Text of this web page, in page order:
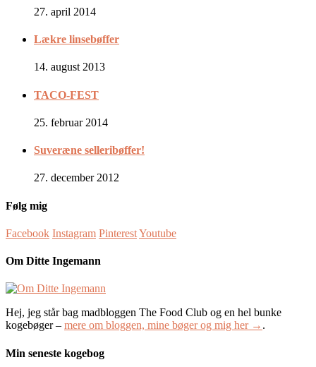
27. april 2014
Lækre linsebøffer
14. august 2013
TACO-FEST
25. februar 2014
Suveræne selleribøffer!
27. december 2012
Følg mig
Facebook Instagram PinterestYoutube
Om Ditte Ingemann
Hej, jeg står bag madbloggen The Food Club og en hel bunke
kogebøger – mere om bloggen, mine bøger og mig her → .
Min seneste kogebog